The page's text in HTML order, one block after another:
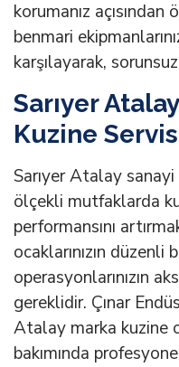
korumanız
benmari
karşılayarak,
Sarıyer
Kuzine
Sarıyer Atalay
ölçekli mutfaklarda
performansını
ocaklarınızın düzenli
operasyonlarınızın
gereklidir. Çınar
Atalay marka kuzine
bakımında